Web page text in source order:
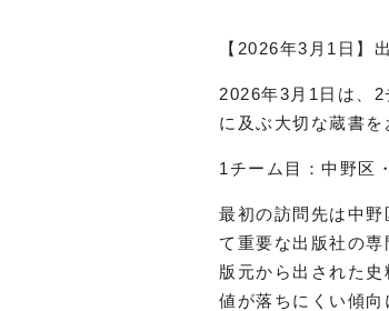
【2026年3月1日】
2026年3月1日は、
に及ぶ大切な蔵書を
1チーム目：中野区
最初の訪問先は中
て重要な出版社の
版元から出された
値が落ちにくい傾向